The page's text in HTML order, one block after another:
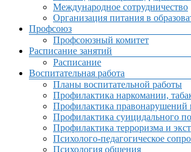
Международное сотрудничество
Организация питания в
Профсоюз
Профсоюзный комитет
Расписание занятий
Расписание
Воспитательная работа
Планы воспитательной работы
Профилактика наркомании,
Профилактика правонарушений
Профилактика суицидального
Профилактика терроризма и
Психолого-педагогическое
Психология общения